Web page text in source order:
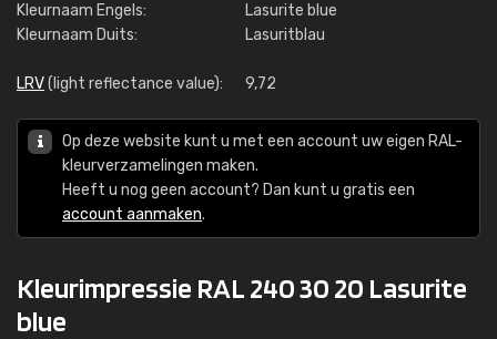
Kleurnaam Engels:
Lasurite blue
Kleurnaam Duits:
Lasuritblau
LRV(light reflectance value): 9,72
Op deze website kunt u met een account uw eigen RAL-
kleurverzamelingen maken.
Heeft u nog geen account? Dan kunt u gratis een
account aanmaken.
Kleurimpressie RAL 240 30 20 Lasurite
blue